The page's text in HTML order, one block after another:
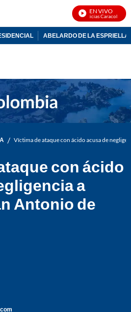
EN VIVO
Noticias Caracol En
ABELARDO DE LA ESPRIELLA
/ Víctima de ataque con ácido acusa de
con ácido
a
Antonio de